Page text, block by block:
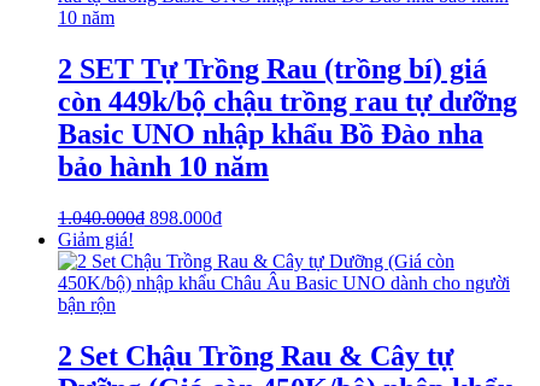
2 SET Tự Trồng Rau (trồng bí) giá
còn 449k/bộ chậu trồng rau tự dưỡng
Basic UNO nhập khẩu Bồ Đào nha
bảo hành 10 năm
1.040.000₫ 898.000₫
Giảm giá!
2 Set Chậu Trồng Rau & Cây tự